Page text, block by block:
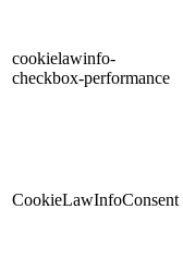
cookielawinfo-
checkbox-performance
CookieLawInfoConsent